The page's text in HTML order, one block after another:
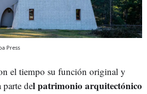
Press
el tiempo su función original y
parte del patrimonio arquitectónico